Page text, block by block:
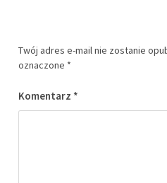
Twój adres e-mail nie zostanie
oznaczone *
Komentarz *